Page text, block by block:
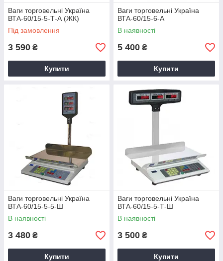
Ваги торговельні Україна
ВТА-60/15-5-Т-А (ЖК)
Під замовлення
3 590 ₴
Купити
Ваги торговельні Україна
ВТА-60/15-6-А
В наявності
5 400 ₴
Купити
Ваги торговельні Україна
ВТА-60/15-5-5-Ш
В наявності
3 480 ₴
Купити
Ваги торговельні Україна
ВТА-60/15-5-Т-Ш
В наявності
3 500 ₴
Купити